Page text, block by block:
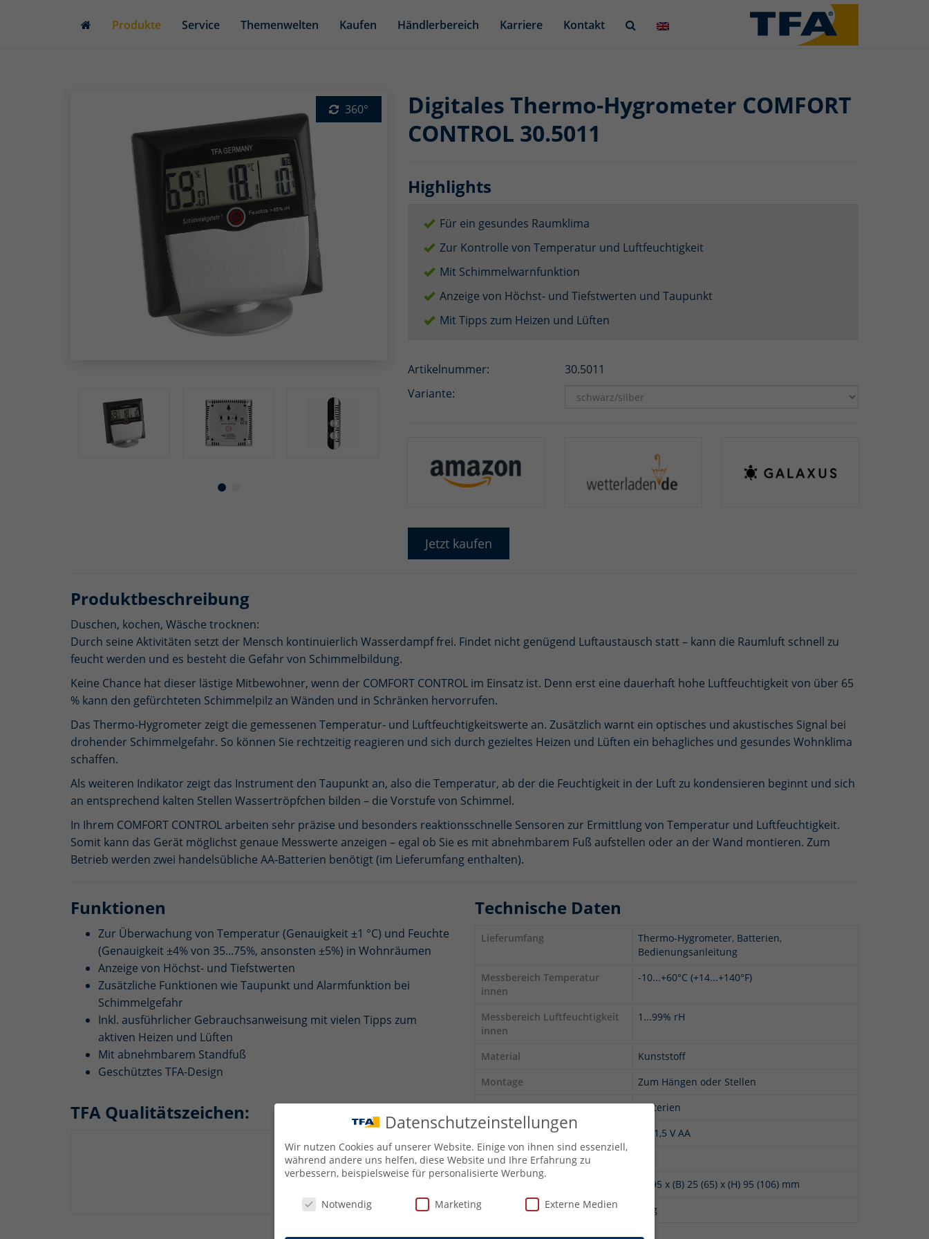
Produkte Service Themenwelten Kaufen Händlerbereich Karriere Kontakt
360°
Digitales Thermo-Hygrometer COMFORT
CONTROL 30.5011
Highlights
Für ein gesundes Raumklima
Zur Kontrolle von Temperatur und Luftfeuchtigkeit
Mit Schimmelwarnfunktion
Anzeige von Höchst- und Tiefstwerten und Taupunkt
Mit Tipps zum Heizen und Lüften
Artikelnummer:
30.5011
Variante:
Jetzt kaufen
Produktbeschreibung
Duschen, kochen, Wäsche trocknen:
Durch seine Aktivitäten setzt der Mensch kontinuierlich Wasserdampf frei. Findet nicht genügend Luftaustausch statt – kann die Raumluft schnell zu
feucht werden und es besteht die Gefahr von Schimmelbildung.
Keine Chance hat dieser lästige Mitbewohner, wenn der COMFORT CONTROL im Einsatz ist. Denn erst eine dauerhaft hohe Luftfeuchtigkeit von über 65
% kann den gefürchteten Schimmelpilz an Wänden und in Schränken hervorrufen.
Das Thermo-Hygrometer zeigt die gemessenen Temperatur- und Luftfeuchtigkeitswerte an. Zusätzlich warnt ein optisches und akustisches Signal bei
drohender Schimmelgefahr. So können Sie rechtzeitig reagieren und sich durch gezieltes Heizen und Lüften ein behagliches und gesundes Wohnklima
schaffen.
Als weiteren Indikator zeigt das Instrument den Taupunkt an, also die Temperatur, ab der die Feuchtigkeit in der Luft zu kondensieren beginnt und sich
an entsprechend kalten Stellen Wassertröpfchen bilden – die Vorstufe von Schimmel.
In Ihrem COMFORT CONTROL arbeiten sehr präzise und besonders reaktionsschnelle Sensoren zur Ermittlung von Temperatur und Luftfeuchtigkeit.
Somit kann das Gerät möglichst genaue Messwerte anzeigen – egal ob Sie es mit abnehmbarem Fuß aufstellen oder an der Wand montieren. Zum
Betrieb werden zwei handelsübliche AA-Batterien benötigt (im Lieferumfang enthalten).
Funktionen
Zur Überwachung von Temperatur (Genauigkeit ±1 °C) und Feuchte
(Genauigkeit ±4% von 35...75%, ansonsten ±5%) in Wohnräumen
Anzeige von Höchst- und Tiefstwerten
Zusätzliche Funktionen wie Taupunkt und Alarmfunktion bei
Schimmelgefahr
Inkl. ausführlicher Gebrauchsanweisung mit vielen Tipps zum
aktiven Heizen und Lüften
Mit abnehmbarem Standfuß
Geschütztes TFA-Design
TFA Qualitätszeichen:
Technische Daten
Lieferumfang
Thermo-Hygrometer, Batterien,
Bedienungsanleitung
Messbereich Temperatur
innen
-10...+60°C (+14...+140°F)
Messbereich Luftfeuchtigkeit
innen
1...99% rH
Material
Kunststoff
Montage
Zum Hängen oder Stellen
Energieversorgung
Batterien
Batterien
2 x 1,5 V AA
Batterien inklusive
(L) 95 x (B) 25 (65) x (H) 95 (106) mm
Gewicht
90 g
Datenschutzeinstellungen
Wir nutzen Cookies auf unserer Website. Einige von ihnen sind essenziell,
während andere uns helfen, diese Website und Ihre Erfahrung zu
verbessern, beispielsweise für personalisierte Werbung.
Datenschutzeinstellungen
Notwendig Marketing Externe Medien